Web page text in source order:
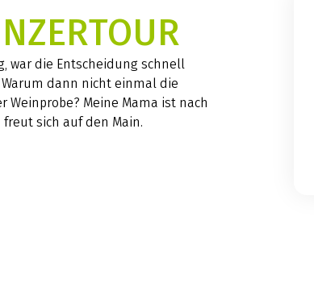
war die Entscheidung schnell
dann nicht einmal die
Weinprobe? Meine Mama ist nach
sich auf den Main.